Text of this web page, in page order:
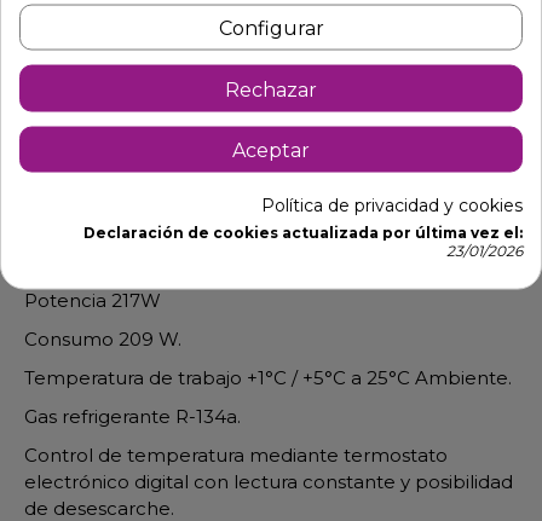
Descripción Detalles de producto
Vitrina tapas con cubetas y puertas
correderas. FR-4i+
Tapas y raciones son muy atractivas y mantienen una
Compresor Hermético ALTA TEMPERATURA.
Potencia 217W
Consumo 209 W.
Temperatura de trabajo +1°C / +5°C a 25°C Ambiente.
Gas refrigerante R-134a.
Control de temperatura mediante termostato
electrónico digital con lectura constante y posibilidad
de desescarche.
Configurar
Rechazar
Aceptar
Política de privacidad y cookies
Declaración de cookies actualizada por última vez el:
23/01/2026